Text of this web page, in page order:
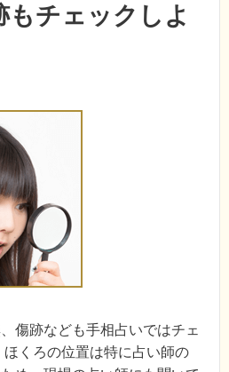
もチェックしよ
傷跡なども手相占いではチェ
くろの位置は特に占い師の